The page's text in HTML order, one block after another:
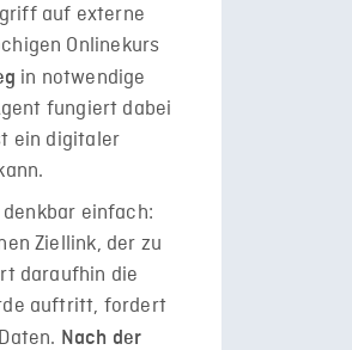
auf externe
Onlinekurs
in notwendige
fungiert dabei
ein digitaler
einfach:
Ziellink, der zu
daraufhin die
auftritt, fordert
Nach der